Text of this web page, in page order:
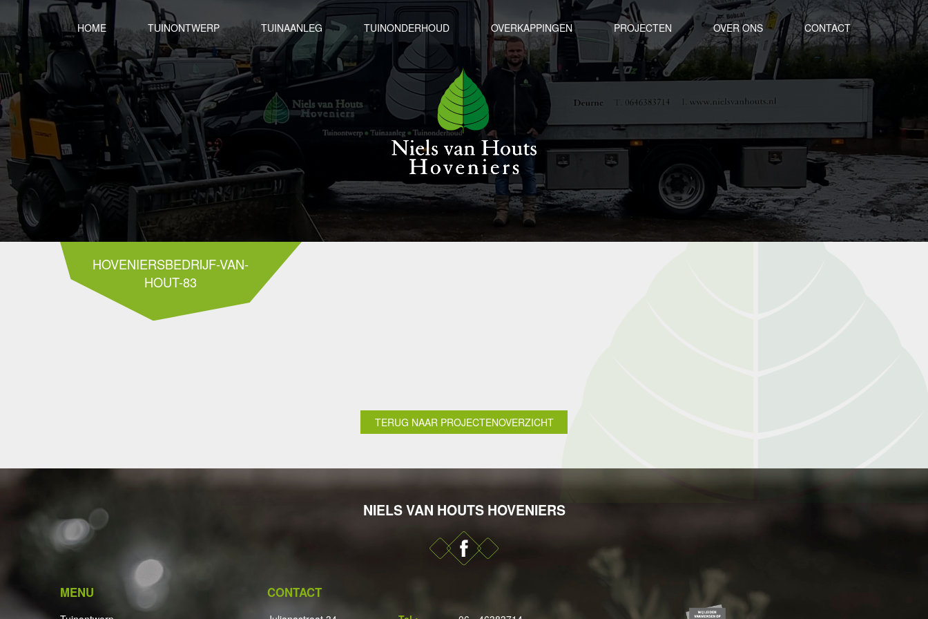
HOME TUINONTWERP TUINAANLEG TUINONDERHOUD OVERKAPPINGEN PROJECTEN OVER ONS CONTACT
HOVENIERSBEDRIJF-VAN-
HOUT-83
TERUG NAAR PROJECTENOVERZICHT
NIELS VAN HOUTS HOVENIERS
MENU CONTACT